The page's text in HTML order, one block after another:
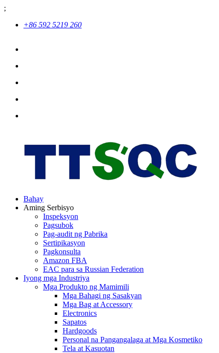
;
+86 592 5219 260
Bahay
Aming Serbisyo
Inspeksyon
Pagsubok
Pag-audit ng Pabrika
Sertipikasyon
Pagkonsulta
Amazon FBA
EAC para sa Russian Federation
Iyong mga Industriya
Mga Produkto ng Mamimili
Mga Bahagi ng Sasakyan
Mga Bag at Accessory
Electronics
Sapatos
Hardgoods
Personal na Pangangalaga at Mga Kosmetiko
Tela at Kasuotan